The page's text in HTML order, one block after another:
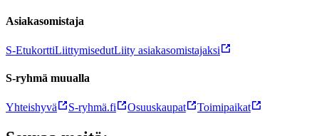
Asiakasomistaja
S-EtukorttiLiittymisedutLiity asiakasomistajaksi
S-ryhmä muualla
Yhteishyvä S-ryhmä.fi Osuuskaupat Toimipaikat